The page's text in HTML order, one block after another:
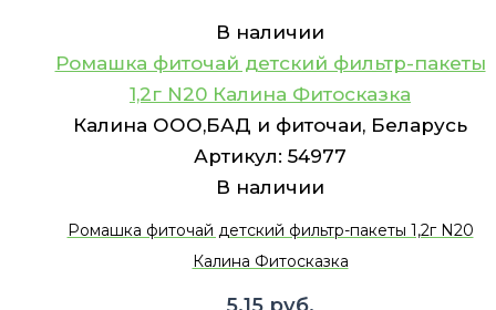
В наличии
Ромашка фиточай детский фильтр-пакеты
1,2г N20 Калина Фитосказка
Калина ООО,БАД и фиточаи, Беларусь
Артикул: 54977
В наличии
Ромашка фиточай детский фильтр-пакеты 1,2г N20
Калина Фитосказка